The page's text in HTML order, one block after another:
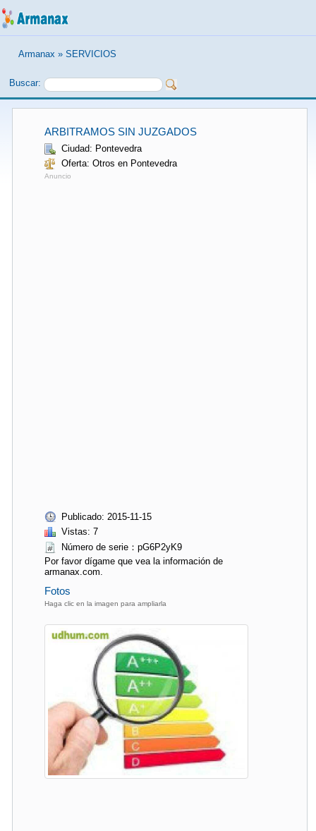
Armanax » SERVICIOS
Buscar:
ARBITRAMOS SIN JUZGADOS
Ciudad: Pontevedra
Oferta: Otros en Pontevedra
Anuncio
Publicado: 2015-11-15
Vistas: 7
Número de serie：pG6P2yK9
Por favor dígame que vea la información de
armanax.com.
Fotos
Haga clic en la imagen para ampliarla